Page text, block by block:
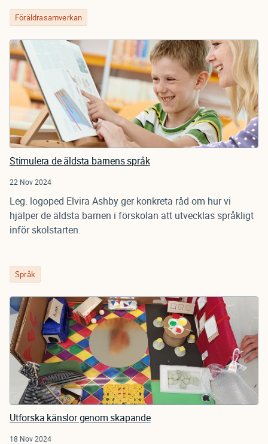
Föräldrasamverkan
Stimulera de äldsta barnens språk
22 Nov 2024
Leg. logoped Elvira Ashby ger konkreta råd om hur vi
hjälper de äldsta barnen i förskolan att utvecklas språkligt
inför skolstarten.
Språk
Utforska känslor genom skapande
18 Nov 2024